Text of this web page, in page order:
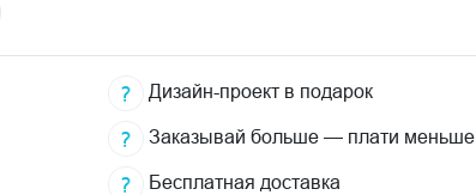
Дизайн-проект в подарок
Заказывай больше — плати меньше
Бесплатная доставка